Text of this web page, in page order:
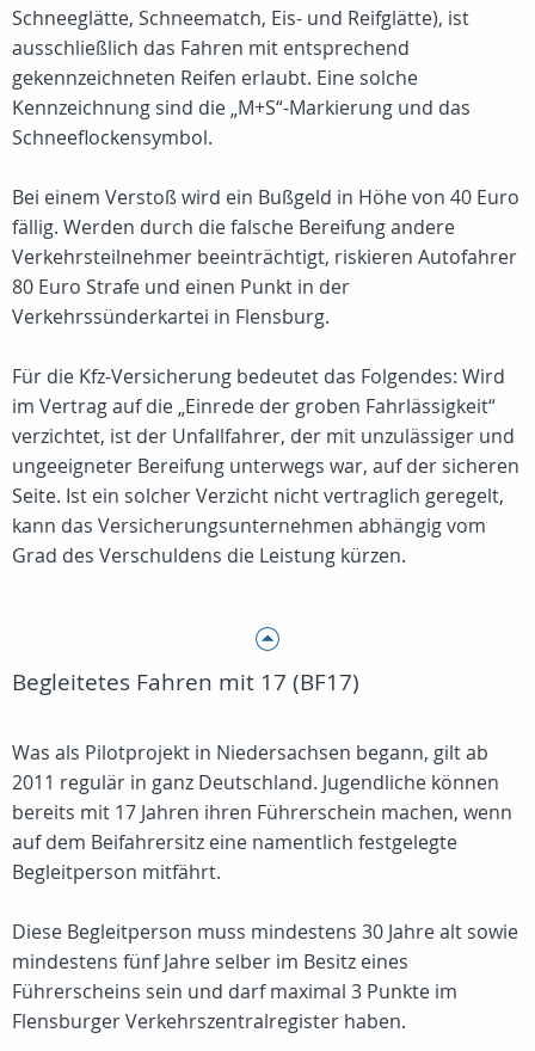
Schneeglätte, Schneematch, Eis- und Reifglätte), ist
ausschließlich das Fahren mit entsprechend
gekennzeichneten Reifen erlaubt. Eine solche
Kennzeichnung sind die „M+S“-Markierung und das
Schneeflockensymbol.
Bei einem Verstoß wird ein Bußgeld in Höhe von 40 Euro
fällig. Werden durch die falsche Bereifung andere
Verkehrsteilnehmer beeinträchtigt, riskieren Autofahrer
80 Euro Strafe und einen Punkt in der
Verkehrssünderkartei in Flensburg.
Für die Kfz-Versicherung bedeutet das Folgendes: Wird
im Vertrag auf die „Einrede der groben Fahrlässigkeit“
verzichtet, ist der Unfallfahrer, der mit unzulässiger und
ungeeigneter Bereifung unterwegs war, auf der sicheren
Seite. Ist ein solcher Verzicht nicht vertraglich geregelt,
kann das Versicherungsunternehmen abhängig vom
Grad des Verschuldens die Leistung kürzen.
Begleitetes Fahren mit 17 (BF17)
Was als Pilotprojekt in Niedersachsen begann, gilt ab
2011 regulär in ganz Deutschland. Jugendliche können
bereits mit 17 Jahren ihren Führerschein machen, wenn
auf dem Beifahrersitz eine namentlich festgelegte
Begleitperson mitfährt.
Diese Begleitperson muss mindestens 30 Jahre alt sowie
mindestens fünf Jahre selber im Besitz eines
Führerscheins sein und darf maximal 3 Punkte im
Flensburger Verkehrszentralregister haben.